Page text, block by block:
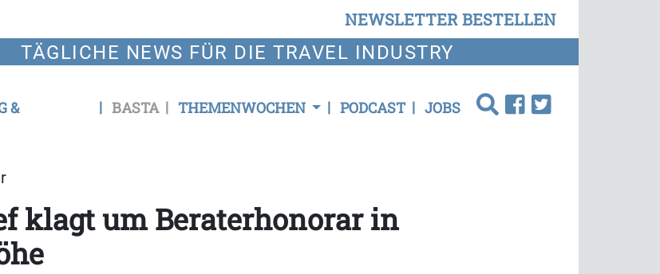
NEWSLETTER BESTELLEN
TÄGLICHE NEWS FÜR DIE TRAVEL INDUSTRY
&
BASTA THEMENWOCHEN PODCAST JOBS
klagt um Beraterhonorar in